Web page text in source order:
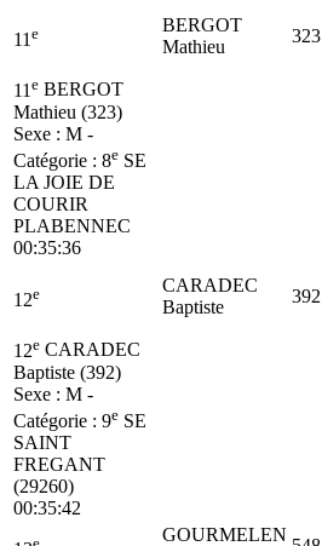
11 e
BERGOT
Mathieu
323
11 e BERGOT
Mathieu (323)
Sexe : M -
Catégorie : 8e SE
LA JOIE DE
COURIR
PLABENNEC
00:35:36
12e
CARADEC
Baptiste
392
12e CARADEC
Baptiste (392)
Sexe : M -
Catégorie : 9e SE
SAINT
FREGANT
(29260)
00:35:42
e GOURMELEN